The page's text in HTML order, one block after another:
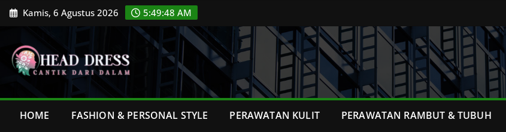
Skip Kamis, 6 Agustus 2026 5:49:50 AM
HOME FASHION & PERSONAL STYLE PERAWATAN KULIT PERAWATAN RAMBUT & TUBUH